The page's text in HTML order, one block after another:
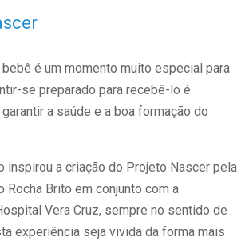
é um momento muito especial para
se preparado para recebê-lo é
a saúde e a boa formação do
inspirou a criação do Projeto Nascer pela
Rocha Brito em conjunto com a
Vera Cruz, sempre no sentido de
experiência seja vivida da forma mais